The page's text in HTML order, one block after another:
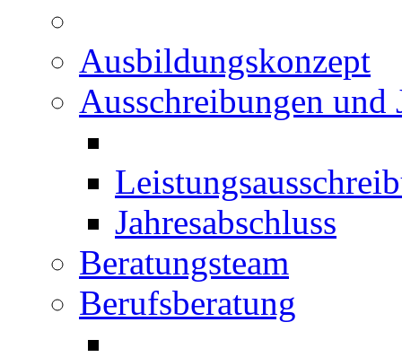
Ausbildungskonzept
Ausschreibungen und
Jahresabschluss
Beratungsteam
Berufsberatung